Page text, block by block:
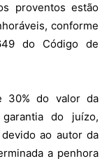
proventos estão
conforme
do Código de
30% do valor da
do juízo,
ao autor da
a penhora